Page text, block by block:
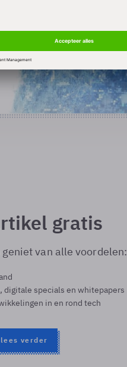
gratis
van alle voordelen:
specials en whitepapers
in en rond tech
verder